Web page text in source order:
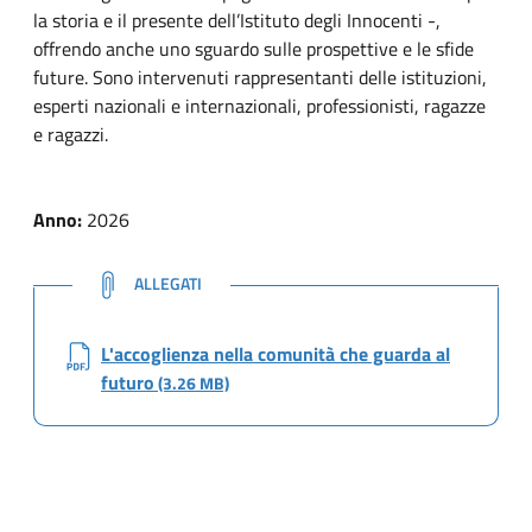
la storia e il presente dell’Istituto degli Innocenti -,
offrendo anche uno sguardo sulle prospettive e le sfide
future. Sono intervenuti rappresentanti delle istituzioni,
esperti nazionali e internazionali, professionisti, ragazze
e ragazzi.
Anno: 2026
NOTE
ALLEGATI
L'accoglienza nella comunità che guarda al
futuro(3.26 MB)